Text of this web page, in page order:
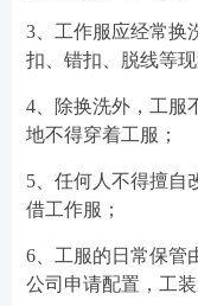
3、工作服应经常换
扣、错扣、脱线等现
4、除换洗外，工服
地不得穿着工服；
5、任何人不得擅自
借工作服；
6、工服的日常保管
公司申请配置，工